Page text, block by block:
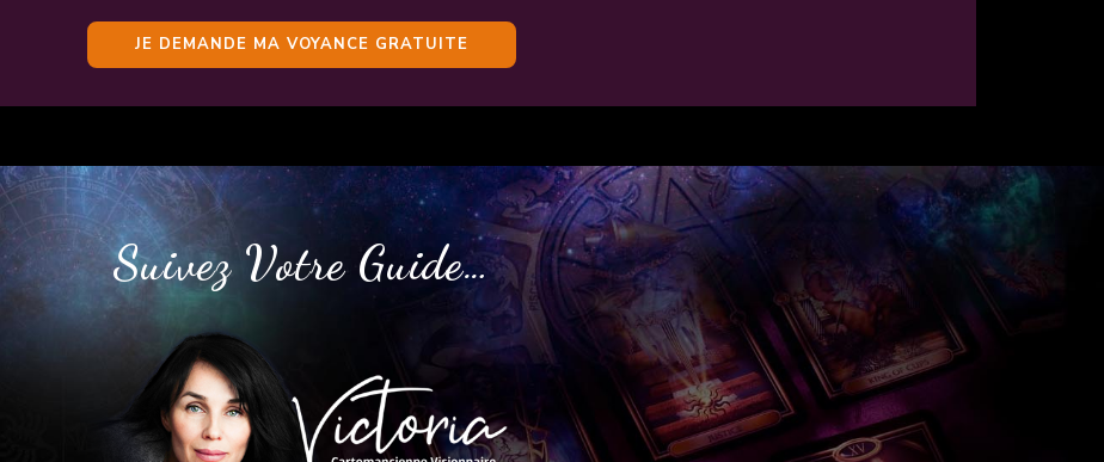
JE DEMANDE MA VOYANCE GRATUITE
Suivez Votre Guide…